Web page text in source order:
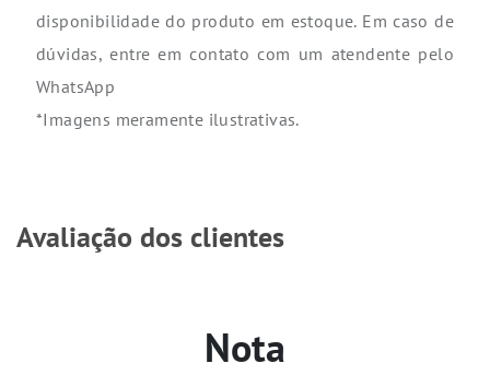
disponibilidade do produto em estoque. Em caso de
dúvidas, entre em contato com um atendente pelo
WhatsApp
*Imagens meramente ilustrativas.
Avaliação dos clientes
Nota